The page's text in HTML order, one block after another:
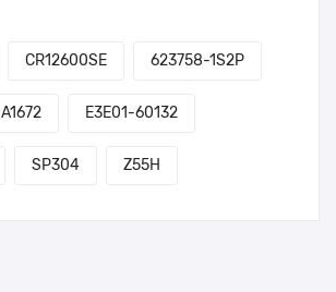
CR12600SE 623758-1S2P
A1672 E3E01-60132
SP304 Z55H